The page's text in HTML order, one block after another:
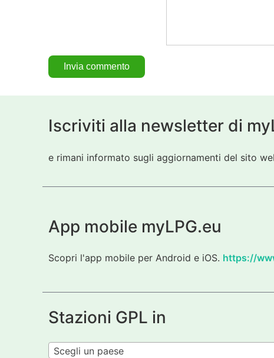
Iscriviti alla newsletter di
e rimani informato sugli aggiornamenti del sito
App mobile myLPG.eu
Scopri l'app mobile per Android e iOS. https://
Stazioni GPL in
Scegli un paese